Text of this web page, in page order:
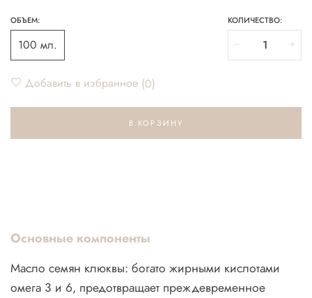
ОБЪЕМ:
100 мл.
КОЛИЧЕСТВО:
Добавить в избранное 0
В КОРЗИНУ
Основные компоненты
Масло семян клюквы: богато жирными кислотами
омега 3 и 6, предотвращает преждевременное